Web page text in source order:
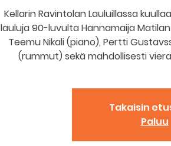
Kellarin Ravintolan Lauluillassa
lauluja 90-luvulta Hannamaija
Teemu Nikali (piano), Pertti
(rummut) sekä mahdollisesti
Takaisin
Paluu